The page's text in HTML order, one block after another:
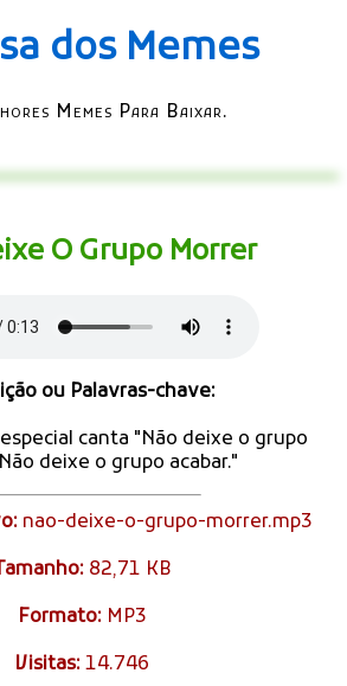
dos Memes
Memes Para Baixar.
O Grupo Morrer
ou Palavras-chave:
canta "Não deixe o grupo
deixe o grupo acabar."
nao-deixe-o-grupo-morrer.mp3
82,71 KB
Formato:MP3
Visitas:14.746